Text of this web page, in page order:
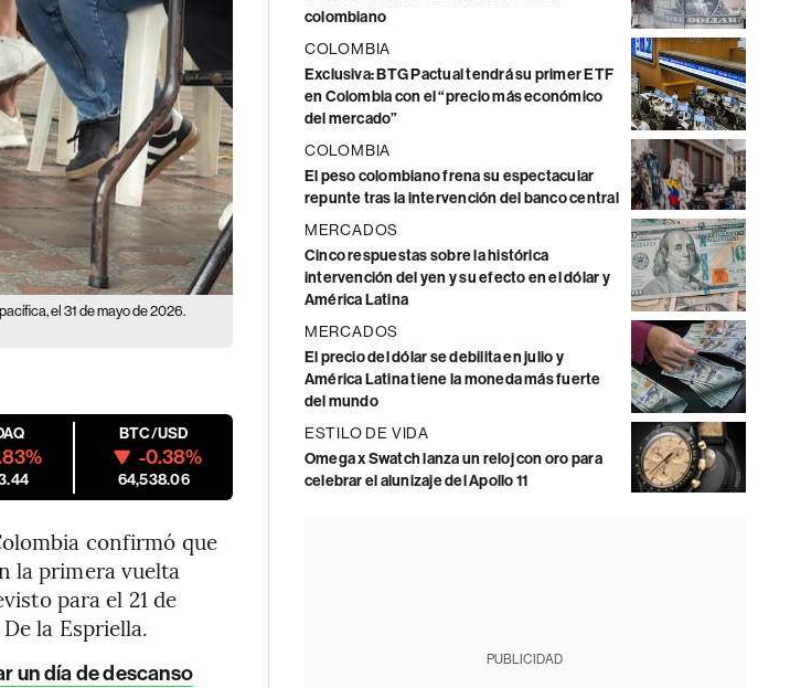
el 31 de mayo de 2026.
BTC/USD
-0.38%
64,538.06
confirmó que
la primera vuelta
para el 21 de
la Espriella.
un día de descanso
colombiano
COLOMBIA
Exclusiva: BTG Pactual tendrá su primer ETF
en Colombia con el “precio más económico
del mercado”
COLOMBIA
El peso colombiano frena su espectacular
repunte tras la intervención del banco central
MERCADOS
Cinco respuestas sobre la histórica
intervención del yen y su efecto en el dólar y
América Latina
MERCADOS
El precio del dólar se debilita en julio y
América Latina tiene la moneda más fuerte
del mundo
ESTILO DE VIDA
Omega x Swatch lanza un reloj con oro para
celebrar el alunizaje del Apollo 11
PUBLICIDAD